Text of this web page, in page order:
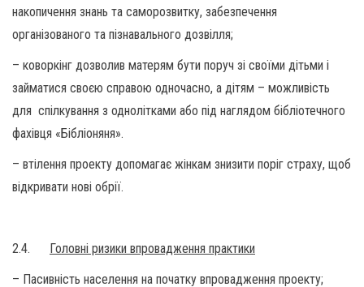
накопичення знань та саморозвитку, забезпечення
організованого та пізнавального дозвілля;
– коворкінг дозволив матерям бути поруч зі своїми дітьми і
займатися своєю справою одночасно, а дітям – можливість
для спілкування з однолітками або під наглядом бібліотечного
фахівця «Бібліоняня».
– втілення проекту допомагає жінкам знизити поріг страху, щоб
відкривати нові обрії.
2.4. Головні ризики впровадження практики
– Пасивність населення на початку впровадження проекту;